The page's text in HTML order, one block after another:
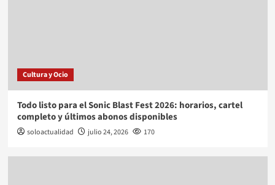
Cultura y Ocio
Todo listo para el Sonic Blast Fest 2026: horarios, cartel
completo y últimos abonos disponibles
soloactualidad julio 24, 2026 170